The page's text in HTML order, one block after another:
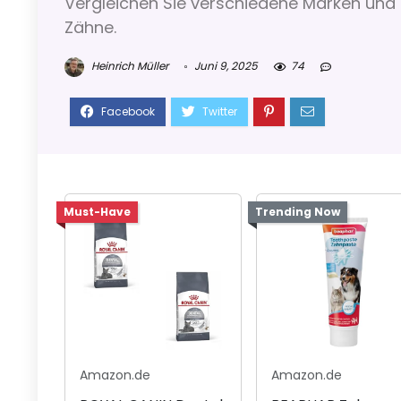
Zähne.
Heinrich Müller Juni 9, 2025 74
Must-Have
Amazon.de
Trending Now
Amazon.de